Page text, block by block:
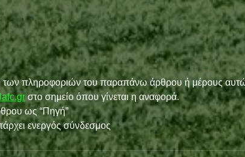
των πληροφοριών του παραπάνω άρθρου ή μέρους
στο σημείο όπου γίνεται η αναφορά.
ως “Πηγή”
ενεργός σύνδεσμος